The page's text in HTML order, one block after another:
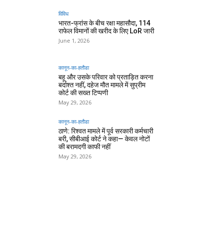
विविध
भारत-फ्रांस के बीच रक्षा महासौदा, 114
राफेल विमानों की खरीद के लिए LoR जारी
June 1, 2026
कानून-का-हतौडा
बहू और उसके परिवार को प्रताड़ित करना
बर्दाश्त नहीं, दहेज मौत मामले में सुप्रीम
कोर्ट की सख्त टिप्पणी
May 29, 2026
कानून-का-हतौडा
ठाणे: रिश्वत मामले में पूर्व सरकारी कर्मचारी
बरी, सीबीआई कोर्ट ने कहा— केवल नोटों
की बरामदगी काफी नहीं
May 29, 2026